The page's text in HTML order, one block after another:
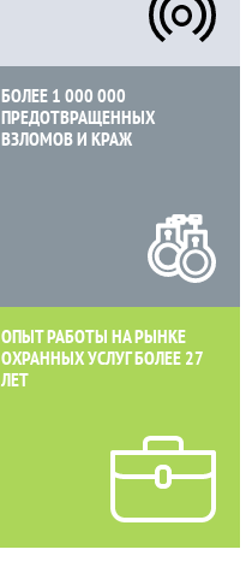
БОЛЕЕ 1 000 000
ПРЕДОТВРАЩЕННЫХ
ВЗЛОМОВ И КРАЖ
ОПЫТ РАБОТЫ НА РЫНКЕ
ОХРАННЫХ УСЛУГ БОЛЕЕ 27
ЛЕТ